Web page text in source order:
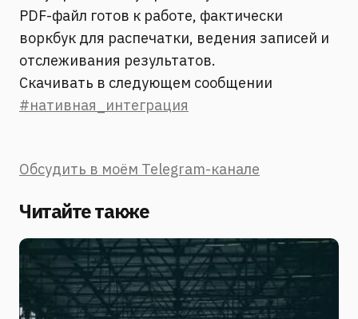
PDF-файл готов к работе, фактически
воркбук для распечатки, ведения записей и
отслеживания результатов.
Скачивать в следующем сообщении
#нативная_интеграция
Обсудить в моём Telegram-канале
Читайте также